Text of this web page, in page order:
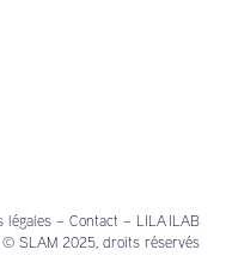
légales– Contact – LILA ILAB
SLAM 2025, droits réservés